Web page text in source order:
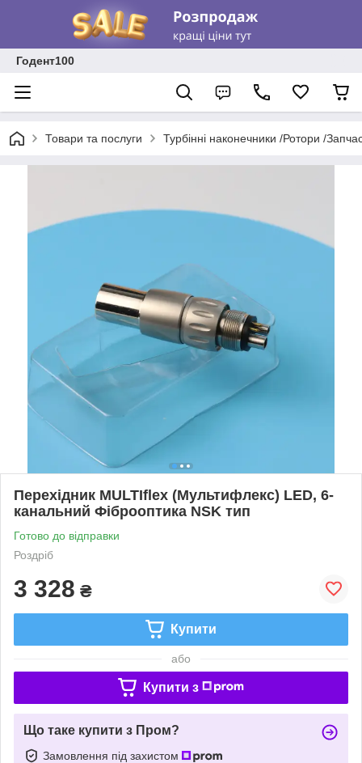
Годент100
Товари та послуги Турбінні наконечники /Ротори /
Перехідник MULTIflex (Мультифлекс) LED, 6-
канальний Фіброоптика NSK тип
Готово до відправки
Роздріб
3 328 ₴
Купити
або
Купити з
Що таке купити з Пром?
Замовлення під захистом